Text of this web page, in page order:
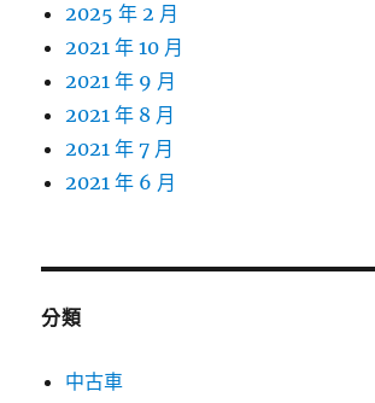
2025 年 2 月
2021 年 10 月
2021 年 9 月
2021 年 8 月
2021 年 7 月
2021 年 6 月
分類
中古車